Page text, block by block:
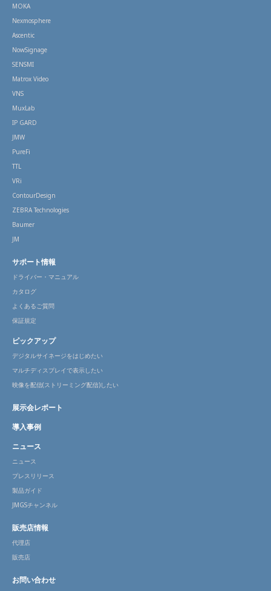
MOKA
Nexmosphere
Ascentic
NowSignage
SENSMI
Matrox Video
VNS
MuxLab
IP GARD
JMW
PureFi
TTL
VRi
ContourDesign
ZEBRA Technologies
Baumer
JM
サポート情報
ドライバー・マニュアル
カタログ
よくあるご質問
保証規定
ピックアップ
デジタルサイネージをはじめたい
マルチディスプレイで表示したい
映像を配信(ストリーミング配信)したい
展示会レポート
導入事例
ニュース
ニュース
プレスリリース
製品ガイド
JMGSチャンネル
販売店情報
代理店
販売店
お問い合わせ